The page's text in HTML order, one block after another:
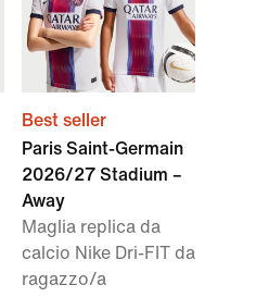
Best seller
Paris Saint-Germain
2026/27 Stadium –
Away
Maglia replica da
calcio Nike Dri-FIT da
ragazzo/a